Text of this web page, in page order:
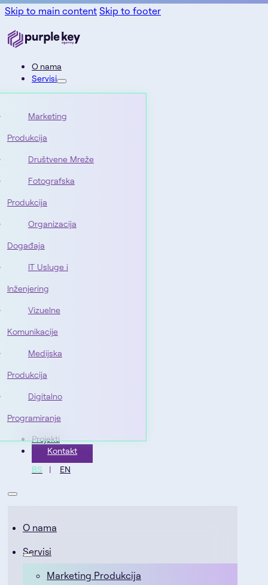
Skip to main content Skip to footer
O nama
Servisi
Marketing
Produkcija
Društvene Mreže
Fotografska
Produkcija
Organizacija
Događaja
IT Usluge i
Inženjering
Vizuelne
Komunikacije
Medijska
Produkcija
Digitalno
Programiranje
Projekti
Kontakt
BS
EN
O nama
Servisi
Marketing Produkcija